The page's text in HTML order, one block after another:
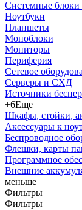
Системные блоки
Ноутбуки
Планшеты
Моноблоки
Мониторы
Периферия
Сетевое
Серверы и СХД
Источники
+6Еще
Шкафы, стойки,
Аксессуары к
Беспроводное
Флешки, карты
Программное
Внешние
меньше
Фильтры
Фильтры